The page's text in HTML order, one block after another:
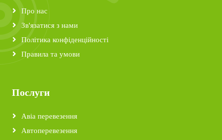
Про нас
Зв'язатися з нами
Політика конфіденційності
Правила та умови
Послуги
Авіа перевезення
Автоперевезення